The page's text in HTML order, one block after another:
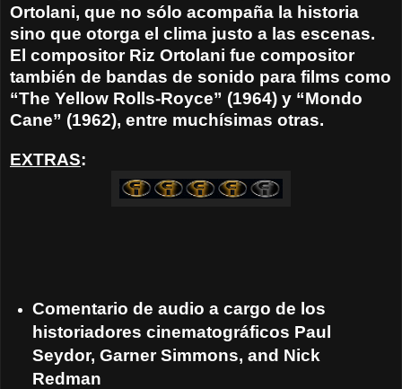
Ortolani, que no sólo acompaña la historia
sino que otorga el clima justo a las escenas.
El compositor Riz Ortolani fue compositor
también de bandas de sonido para films como
“The Yellow Rolls-Royce” (1964) y “Mondo
Cane” (1962), entre muchísimas otras.
EXTRAS:
Comentario de audio a cargo de los
historiadores cinematográficos Paul
Seydor, Garner Simmons, and Nick
Redman